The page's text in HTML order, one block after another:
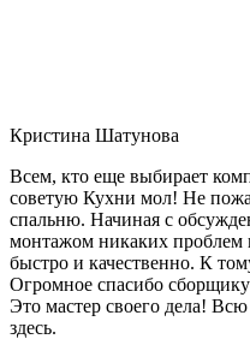
Кристина Шатунова
Всем, кто еще выбирает
советую Кухни мол! Не
спальню. Начиная с
монтажом никаких проблем
быстро и качественно. К
Огромное спасибо сборщику
Это мастер своего дела! Всю
здесь.